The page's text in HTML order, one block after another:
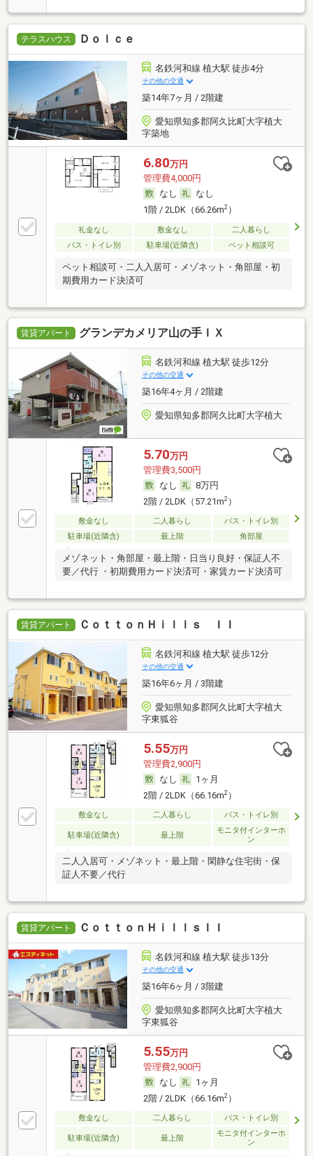
テラスハウス Ｄｏｌｃｅ
名鉄河和線 植大駅 徒歩4分
その他の交通
築14年7ヶ月 / 2階建
愛知県知多郡阿久比町大字植大
字築地
6.80万円
管理費4,000円
なし
なし
1階 / 2LDK（66.26m2）
礼金なし 敷金なし
二人暮らし
バス・トイレ別
駐車場(近隣含) ペット相談可
ペット相談可・二人入居可・メゾネット・角部屋・初
期費用カード決済可
賃貸アパート グランデカメリア山の手ＩＸ
名鉄河和線 植大駅 徒歩12分
その他の交通
築16年4ヶ月 / 2階建
愛知県知多郡阿久比町大字植大
5.70万円
管理費3,500円
なし
8万円
2階 / 2LDK（57.21m2）
敷金なし 二人暮らし
バス・トイレ別
駐車場(近隣含)
最上階 角部屋
メゾネット・角部屋・最上階・日当り良好・保証人不
要／代行 ・初期費用カード決済可・家賃カード決済可
賃貸アパート ＣｏｔｔｏｎＨｉｌｌｓ ＩＩ
名鉄河和線 植大駅 徒歩12分
その他の交通
築16年6ヶ月 / 3階建
愛知県知多郡阿久比町大字植大
字東狐谷
5.55万円
管理費2,900円
なし
1ヶ月
2階 / 2LDK（66.16m2）
敷金なし 二人暮らし バス・トイレ別
駐車場(近隣含) 最上階
モニタ付インターホ
ン
二人入居可・メゾネット・最上階・閑静な住宅街・保
証人不要／代行
賃貸アパート ＣｏｔｔｏｎＨｉｌｌｓＩＩ
名鉄河和線 植大駅 徒歩13分
その他の交通
築16年6ヶ月 / 3階建
愛知県知多郡阿久比町大字植大
字東狐谷
5.55万円
管理費2,900円
なし
1ヶ月
2階 / 2LDK（66.16m2）
敷金なし 二人暮らし バス・トイレ別
駐車場(近隣含) 最上階
モニタ付インターホ
ン